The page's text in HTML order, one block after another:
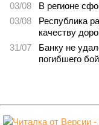
03/08
В регионе
03/08
Республика
качеству
31/07
Банку не
погибшего